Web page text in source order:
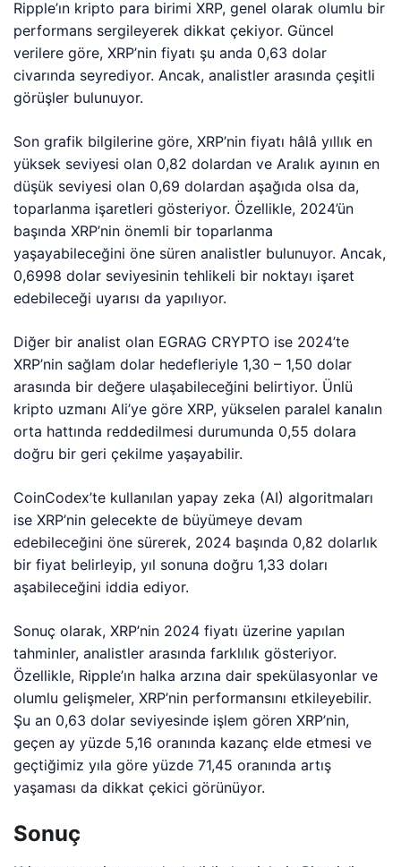
Ripple’ın kripto para birimi XRP, genel olarak olumlu bir
performans sergileyerek dikkat çekiyor. Güncel
verilere göre, XRP’nin fiyatı şu anda 0,63 dolar
civarında seyrediyor. Ancak, analistler arasında çeşitli
görüşler bulunuyor.
Son grafik bilgilerine göre, XRP’nin fiyatı hâlâ yıllık en
yüksek seviyesi olan 0,82 dolardan ve Aralık ayının en
düşük seviyesi olan 0,69 dolardan aşağıda olsa da,
toparlanma işaretleri gösteriyor. Özellikle, 2024’ün
başında XRP’nin önemli bir toparlanma
yaşayabileceğini öne süren analistler bulunuyor. Ancak,
0,6998 dolar seviyesinin tehlikeli bir noktayı işaret
edebileceği uyarısı da yapılıyor.
Diğer bir analist olan EGRAG CRYPTO ise 2024’te
XRP’nin sağlam dolar hedefleriyle 1,30 – 1,50 dolar
arasında bir değere ulaşabileceğini belirtiyor. Ünlü
kripto uzmanı Ali’ye göre XRP, yükselen paralel kanalın
orta hattında reddedilmesi durumunda 0,55 dolara
doğru bir geri çekilme yaşayabilir.
CoinCodex’te kullanılan yapay zeka (AI) algoritmaları
ise XRP’nin gelecekte de büyümeye devam
edebileceğini öne sürerek, 2024 başında 0,82 dolarlık
bir fiyat belirleyip, yıl sonuna doğru 1,33 doları
aşabileceğini iddia ediyor.
Sonuç olarak, XRP’nin 2024 fiyatı üzerine yapılan
tahminler, analistler arasında farklılık gösteriyor.
Özellikle, Ripple’ın halka arzına dair spekülasyonlar ve
olumlu gelişmeler, XRP’nin performansını etkileyebilir.
Şu an 0,63 dolar seviyesinde işlem gören XRP’nin,
geçen ay yüzde 5,16 oranında kazanç elde etmesi ve
geçtiğimiz yıla göre yüzde 71,45 oranında artış
yaşaması da dikkat çekici görünüyor.
Sonuç